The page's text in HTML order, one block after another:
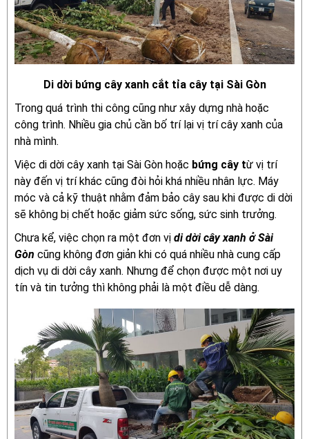
Di dời bứng cây xanh cắt tỉa cây tại Sài Gòn
Trong quá trình thi công cũng như xây dựng nhà hoặc
công trình. Nhiều gia chủ cần bố trí lại vị trí cây xanh của
nhà mình.
Việc di dời cây xanh tại Sài Gòn hoặc bứng cây từ vị trí
này đến vị trí khác cũng đòi hỏi khá nhiều nhân lực. Máy
móc và cả kỹ thuật nhằm đảm bảo cây sau khi được di dời
sẽ không bị chết hoặc giảm sức sống, sức sinh trưởng.
Chưa kể, việc chọn ra một đơn vị di dời cây xanh ở Sài
Gòn cũng không đơn giản khi có quá nhiều nhà cung cấp
dịch vụ di dời cây xanh. Nhưng để chọn được một nơi uy
tín và tin tưởng thì không phải là một điều dễ dàng.